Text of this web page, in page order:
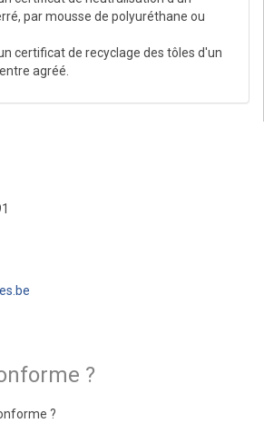
par mousse de polyuréthane ou
certificat de recyclage des tôles d'un
agréé.
?
?